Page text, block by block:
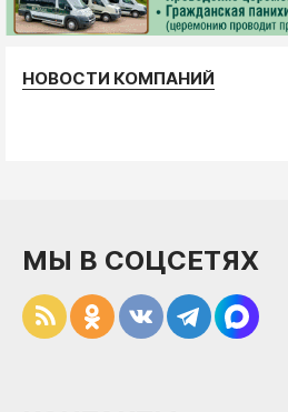
НОВОСТИ КОМПАНИЙ
МЫ В СОЦСЕТЯХ